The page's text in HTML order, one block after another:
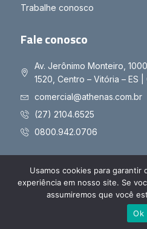
Trabalhe conosco
Fale conosco
Av. Jerônimo Monteiro,
1520, Centro – Vitória – ES
comercial@athenas.com.br
(27) 2104.6525
0800.942.0706
Copyright © 2025 Athenas -
Políticas de Privacidade
Usamos cookies para garantir
experiência em nosso site. Se
assumiremos que você
Ok